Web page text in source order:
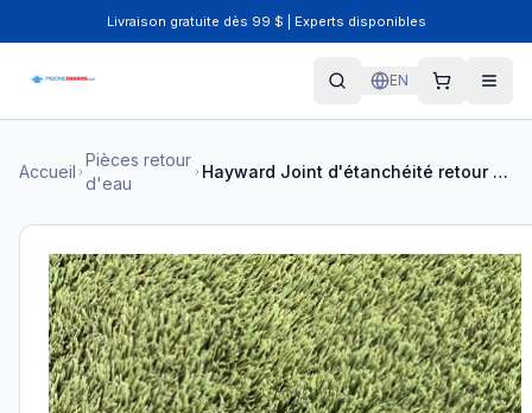
Livraison gratuite dès 99 $ | Experts disponibles
EN
Accueil
Pièces retour
d'eau
Hayward Joint d'étanchéité retour d'eau SPX1408C i26